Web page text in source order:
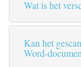
Wat is het
Kan het
Word-